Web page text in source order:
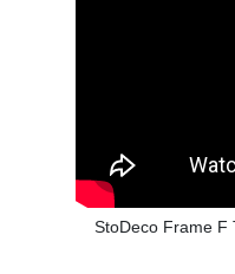
StoDeco Frame F